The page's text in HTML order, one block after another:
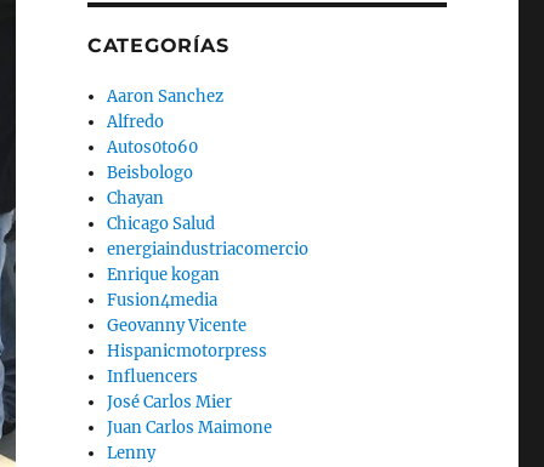
CATEGORÍAS
Aaron Sanchez
Alfredo
Autos0to60
Beisbologo
Chayan
Chicago Salud
energiaindustriacomercio
Enrique kogan
Fusion4media
Geovanny Vicente
Hispanicmotorpress
Influencers
José Carlos Mier
Juan Carlos Maimone
Lenny